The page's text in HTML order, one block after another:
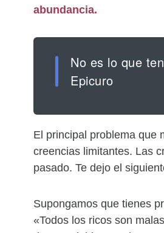
abundancia.
No es lo que
Epicuro
El principal problema que
creencias limitantes. Las
pasado. Te dejo el
Supongamos que tienes
«Todos los ricos son